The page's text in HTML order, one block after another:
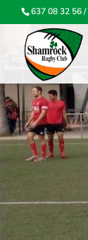
637 08 32 56/